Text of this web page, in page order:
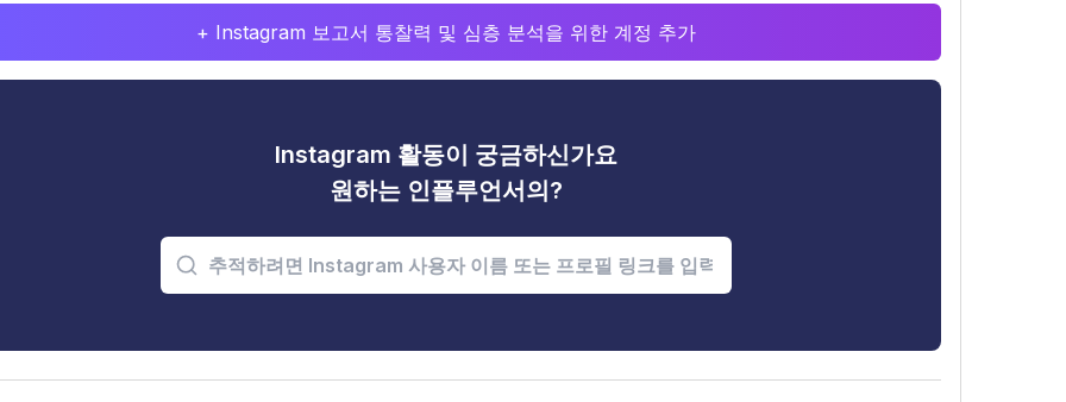
+ Instagram 보고서 통찰력 및 심층 분석을 위한 계정 추가
Instagram 활동이 궁금하신가요
원하는 인플루언서의?